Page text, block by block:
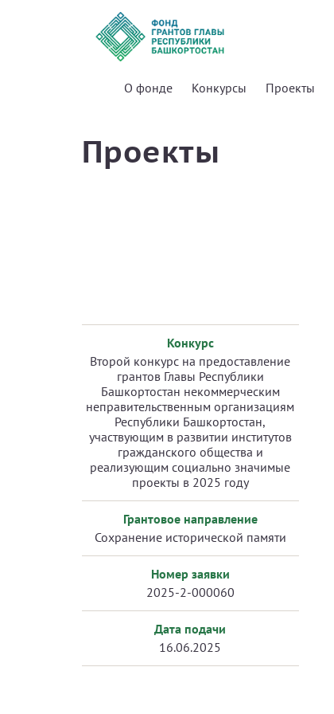
О фонде Конкурсы Проекты
Проекты
Конкурс
Второй конкурс на предоставление
грантов Главы Республики
Башкортостан некоммерческим
неправительственным организациям
Республики Башкортостан,
участвующим в развитии институтов
гражданского общества и
реализующим социально значимые
проекты в 2025 году
Грантовое направление
Сохранение исторической памяти
Номер заявки
2025-2-000060
Дата подачи
16.06.2025